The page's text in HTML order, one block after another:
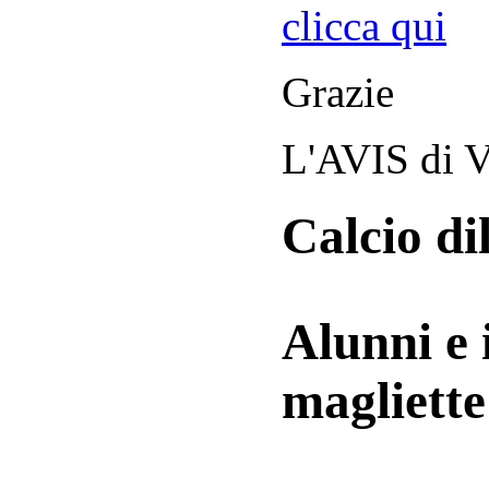
clicca qui
Grazie
L'AVIS di
Calcio
Alunni e